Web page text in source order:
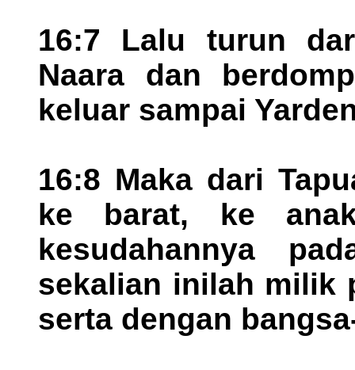
16:7 Lalu turun
Naara dan
keluar sampai
16:8 Maka dari
ke barat, ke
kesudahannya
sekalian inilah milik
serta dengan